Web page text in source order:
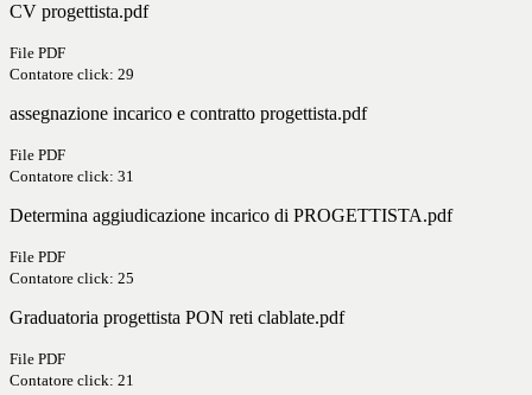
CV progettista.pdf
File PDF
Contatore click: 29
assegnazione incarico e contratto progettista.pdf
File PDF
Contatore click: 31
Determina aggiudicazione incarico di PROGETTISTA.pdf
File PDF
Contatore click: 25
Graduatoria progettista PON reti clablate.pdf
File PDF
Contatore click: 21